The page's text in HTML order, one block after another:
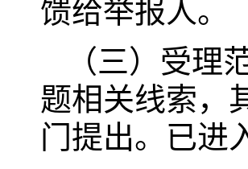
馈给举报人。
（三）受理
题相关线索，
门提出。已进